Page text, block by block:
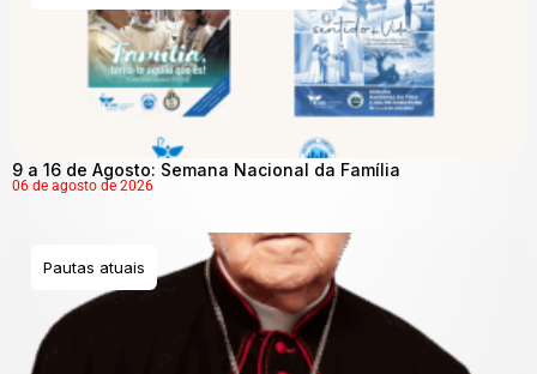
9 a 16 de Agosto: Semana Nacional da Família
06 de agosto de 2026
Pautas atuais